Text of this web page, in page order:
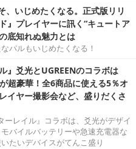
、いじめたくなる。正式版リリ
』プレイヤーに訊く“キュートア
底知れぬ魅力とは
パルもいじめたくなる！
』爻光とUGREENのコラボは
超豪華！全6商品に使える5％オ
イヤー撮影会など、盛りだくさ
ーレイル』コラボは、爻光がデザイ
バイルバッテリーや急速充電器な
たいデバイスがてんこ盛り